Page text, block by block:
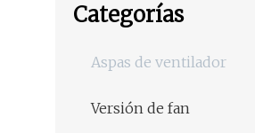
Categorías
Aspas de ventilador
Versión de fan